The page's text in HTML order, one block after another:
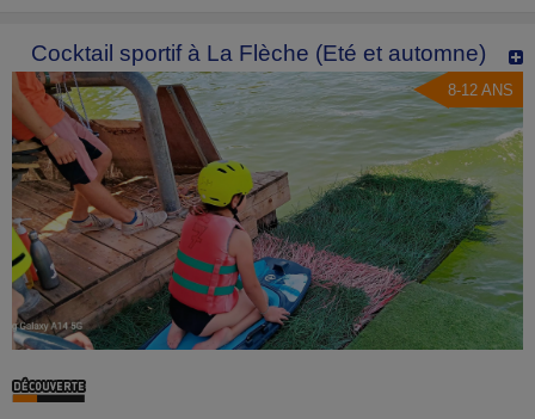
Cocktail sportif à La Flèche (Eté et automne)
8-12 ANS